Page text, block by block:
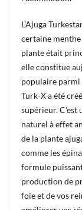
L'Ajuga
certaine menthe
plante était
elle constitue
populaire parmi
Turk-X a été
supérieur. C'est
naturel à effet
de la plante
comme les
formule
production de
foie et de vos